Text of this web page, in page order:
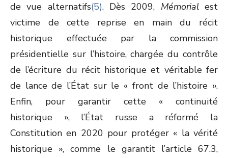
de vue alternatifs(5). Dès 2009, Mémorialest
victime de cette reprise en main du récit
historique effectuée par la commission
présidentielle sur l’histoire, chargée du contrôle
de l’écriture du récit historique et véritable fer
de lance de l’État sur le « front de l’histoire ».
Enfin, pour garantir cette « continuité
historique », l’État russe a réformé la
Constitution en 2020 pour protéger « la vérité
historique », comme le garantit l’article 67.3,